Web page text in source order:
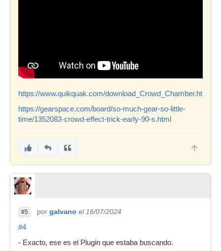
https://www.quikquak.com/download_Crowd_Chamber.html
https://gearspace.com/board/so-much-gear-so-little-
time/1352083-crowd-effect-trick-early-90-s.html
#5 por galvano el 16/07/2024
#4
- Exacto, ese es el Plugin que estaba buscando.